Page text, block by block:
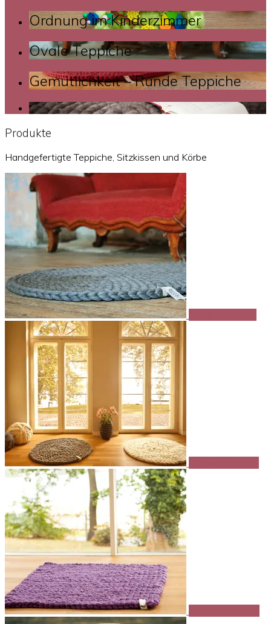
Ordnung im Kinderzimmer
Ovale Teppiche
Gemütlichkeit – Runde Teppiche
Produkte
Handgefertigte Teppiche, Sitzkissen und Körbe